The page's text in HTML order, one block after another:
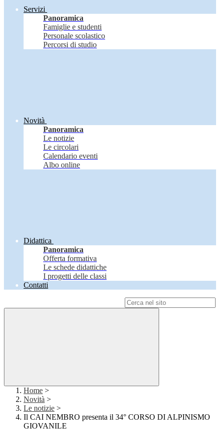
Servizi
Panoramica
Famiglie e studenti
Personale scolastico
Percorsi di studio
Novità
Panoramica
Le notizie
Le circolari
Calendario eventi
Albo online
Didattica
Panoramica
Offerta formativa
Le schede didattiche
I progetti delle classi
Contatti
Home >
Novità >
Le notizie >
Il CAI NEMBRO presenta il 34° CORSO DI ALPINISMO
GIOVANILE